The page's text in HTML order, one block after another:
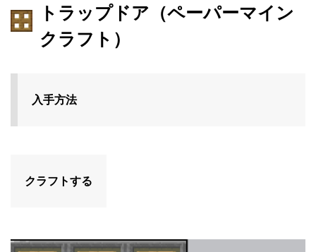
トラップドア（ペーパーマイン
クラフト）
入手方法
クラフトする